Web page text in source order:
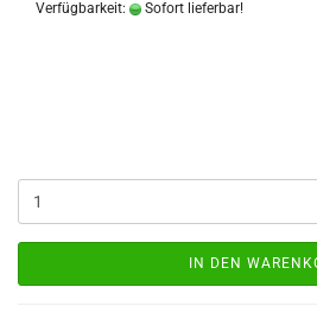
Verfügbarkeit:
Sofort lieferbar!
IN DEN